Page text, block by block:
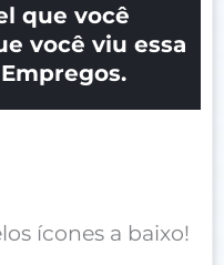
que você
você viu essa
ícones a baixo!